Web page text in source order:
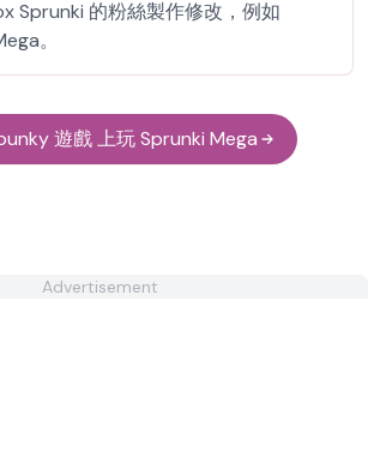
Sprunki 的粉絲製作修改，例如
。
遊戲 上玩 Sprunki Mega
Advertisement